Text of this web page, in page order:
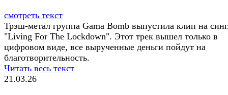
смотреть текст
Трэш-метал группа Gama Bomb выпустила клип на
"Living For The Lockdown". Этот трек вышел только в
цифровом виде, все вырученные деньги пойдут на
благотворительность.
Читать весь текст
21.03.26